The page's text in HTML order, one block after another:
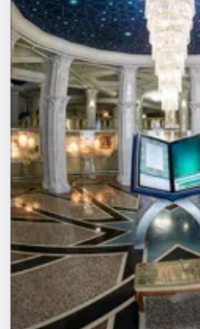
Спорт
События
Города
Площадки
Артисты
Рейтинги